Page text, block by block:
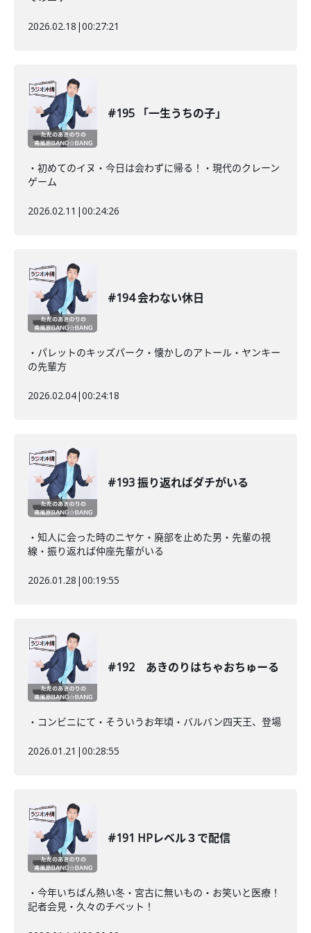
2026.02.18 |00:27:21
#195 「一生うちの子」
・初めてのイヌ・今日は会わずに帰る！・現代のクレーン
ゲーム
2026.02.11 |00:24:26
#194 会わない休日
・パレットのキッズパーク・懐かしのアトール・ヤンキー
の先輩方
2026.02.04|00:24:18
#193 振り返ればダチがいる
・知人に会った時のニヤケ・廃部を止めた男・先輩の視
線・振り返れば仲座先輩がいる
2026.01.28 |00:19:55
#192 あきのりはちゃおちゅーる
・コンビニにて・そういうお年頃・バルバン四天王、登場
2026.01.21 |00:28:55
#191 HPレベル３で配信
・今年いちばん熱い冬・宮古に無いもの・お笑いと医療！
記者会見・久々のチベット！